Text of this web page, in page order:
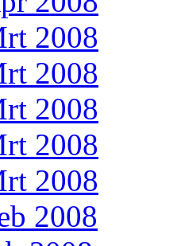
2008
2008
2008
2008
2008
2008